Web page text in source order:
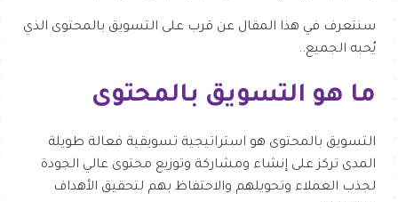
سنتعرف في هذا المقال عن قرب على التسويق بالمحتوى الذي
يُحبه الجميع..
ما هو التسويق بالمحتوى
التسويق بالمحتوى هو استراتيجية تسويقية فعالة طويلة
المدى تركز على إنشاء ومشاركة وتوزيع محتوى عالي الجودة
لجذب العملاء وتحويلهم والاحتفاظ بهم لتحقيق الأهداف